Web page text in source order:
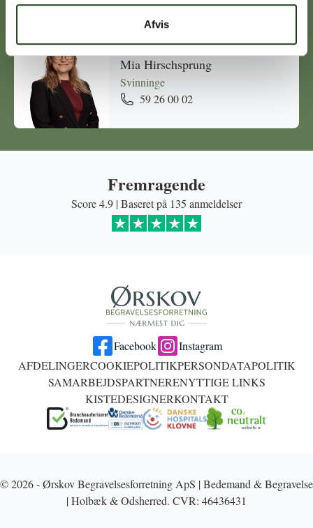
Afvis
Mia Hirschsprung
Svinninge
59 26 00 02
Fremragende
Score 4.9 | Baseret på 135 anmeldelser
Facebook
Instagram
AFDELINGERCOOKIEPOLITIKPERSONDATAPOLITIK
SAMARBEJDSPARTNERENYTTIGE LINKS
KISTEDESIGNERKONTAKT
© 2026 - Ørskov Begravelsesforretning ApS | Bedemand & Begravelse
| Holbæk & Odsherred. CVR: 46436431